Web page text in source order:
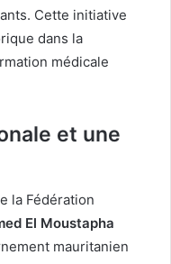
Cette initiative
dans la
médicale
et une
la Fédération
El Moustapha
mauritanien